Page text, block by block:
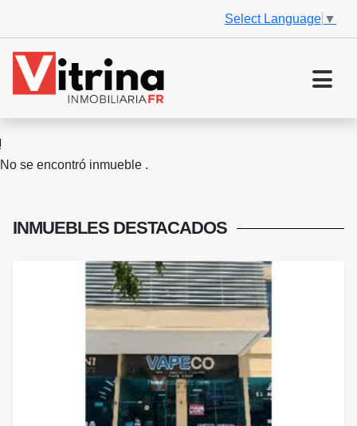
Select Language ▼
No se encontró inmueble .
INMUEBLES DESTACADOS